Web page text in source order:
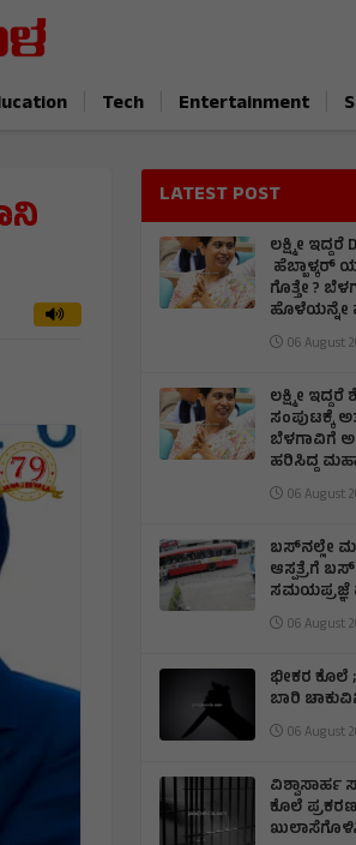
Tech Entertainment
LATEST POST
ಲಕ್ಷ್ಮೀ
ಹೆಬ್ಬಾಳ್ಕರ್
ಗೊತ್ತೇ ?
ಹೊಳೆಯನ್ನೇ
06 August
ಲಕ್ಷ್ಮೀ
ಸಂಪುಟಕ್ಕೆ
ಬೆಳಗಾವಿಗೆ
ಹರಿಸಿದ್ದ
06 August
ಬಸ್‌ನಲ್ಲೇ
ಆಸ್ಪತ್ರೆಗೆ
06 August
ಭೀಕರ ಕೊಲೆ
ಬಾರಿ
06 August
ವಿಶ್ವಾಸಾರ್ಹ
ಕೊಲೆ